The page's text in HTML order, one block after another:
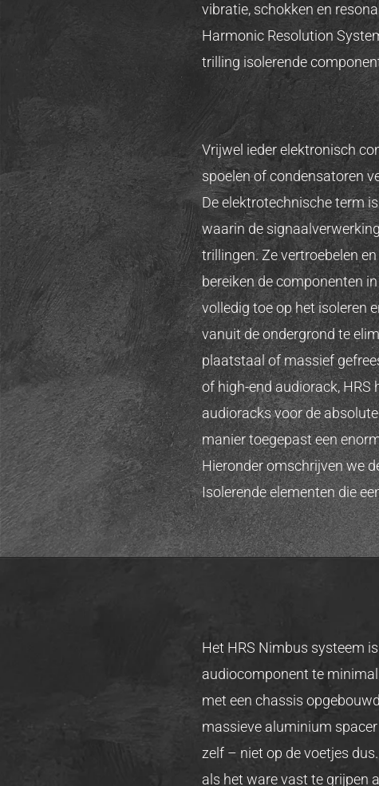
vibratie, schokken en
Harmonic Resolution
trilling isolerende
Vrijwel ieder elektronisch
spoelen of condensatoren
De elektrotechnische term
waarin de
trillingen. Ze vertroebelen
bereiken de componenten
volledig toe op het isoleren
vanuit de ondergrond te
plaatstaal of massief
of high-end audiorack,
audioracks voor de
manier toegepast een
Hieronder omschrijven we
Isolerende elementen die
Het HRS Nimbus systeem
audiocomponent te
met een chassis
massieve aluminium
zelf – niet op de voetjes
als het ware vast te grijpen